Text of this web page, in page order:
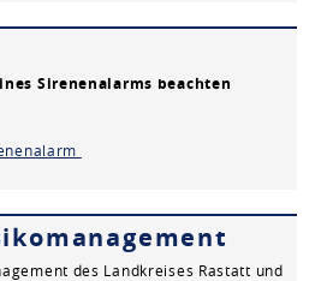
Sirenenalarms beachten
des Landkreises Rastatt und